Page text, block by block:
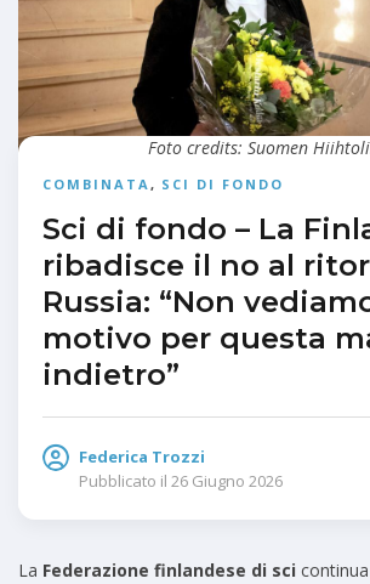
COMBINATA, SCI DI FONDO
Sci di fondo – La
ribadisce il no al
Russia: “Non
motivo per questa
indietro”
Federica Trozzi
Pubblicato il 26 Giugno 2026
Foto credits: Suomen
La Federazione finlandese di sci